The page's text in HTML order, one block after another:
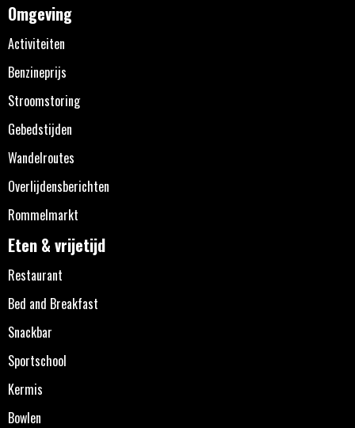
Omgeving
Activiteiten
Benzineprijs
Stroomstoring
Gebedstijden
Wandelroutes
Overlijdensberichten
Rommelmarkt
Eten & vrijetijd
Restaurant
Bed and Breakfast
Snackbar
Sportschool
Kermis
Bowlen